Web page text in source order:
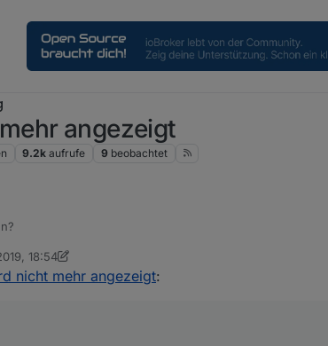
angezeigt
9.2k aufrufe 9 beobachtet
oder die Links?
18:54
4. Nov. 2019, 21:48
nicht mehr angezeigt: